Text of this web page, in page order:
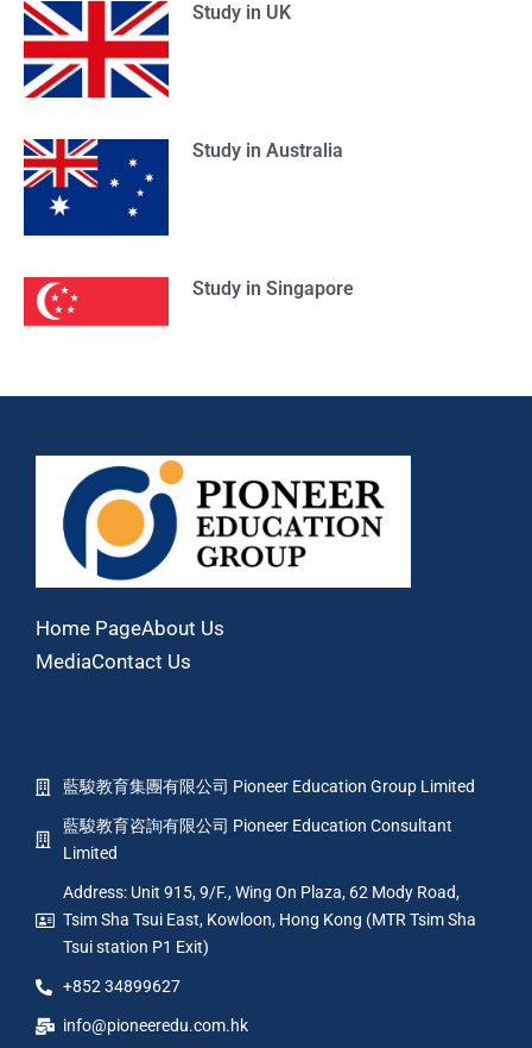
Study in UK
Study in Australia
Study in Singapore
Home PageAbout Us
MediaContact Us
藍駿教育集團有限公司 Pioneer Education Group Limited
藍駿教育咨詢有限公司 Pioneer Education Consultant
Limited
Address: Unit 915, 9/F., Wing On Plaza, 62 Mody Road,
Tsim Sha Tsui East, Kowloon, Hong Kong (MTR Tsim Sha
Tsui station P1 Exit)
+852 34899627
info@pioneeredu.com.hk